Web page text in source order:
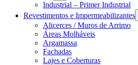
Industrial – Primer Industrial
Revestimentos e Impermeabilizantes
Alicerces / Muros de Arrimo
Áreas Molháveis
Argamassa
Fachadas
Lajes e Coberturas